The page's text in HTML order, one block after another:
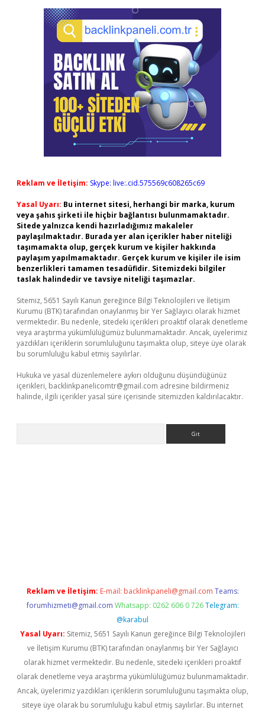
Reklam ve İletişim: Skype: live:.cid.575569c608265c69
Yasal Uyarı: Bu internet sitesi, herhangi bir marka, kurum
veya şahıs şirketi ile hiçbir bağlantısı bulunmamaktadır.
Sitede yalnızca kendi hazırladığımız makaleler
paylaşılmaktadır. Burada yer alan içerikler haber niteliği
taşımamakta olup, gerçek kurum ve kişiler hakkında
paylaşım yapılmamaktadır. Gerçek kurum ve kişiler ile isim
benzerlikleri tamamen tesadüfidir. Sitemizdeki bilgiler
taslak halindedir ve tavsiye niteliği taşımazlar.
Sitemiz, 5651 Sayılı Kanun gereğince Bilgi Teknolojileri ve İletişim
Kurumu (BTK) tarafından onaylanmış bir Yer Sağlayıcı olarak hizmet
vermektedir. Bu nedenle, sitedeki içerikleri proaktif olarak denetleme
veya araştırma yükümlülüğümüz bulunmamaktadır. Ancak, üyelerimiz
yazdıkları içeriklerin sorumluluğunu taşımakta olup, siteye üye olarak
bu sorumluluğu kabul etmiş sayılırlar.
Hukuka ve yasal düzenlemelere aykırı olduğunu düşündüğünüz
içerikleri, backlinkpanelicomtr@gmail.com adresine bildirmeniz
halinde, ilgili içerikler yasal süre içerisinde sitemizden kaldırılacaktır.
Reklam ve İletişim: E-mail: backlinkpaneli@gmail.com Teams:
forumhizmeti@gmail.com Whatsapp: 0262 606 0 726 Telegram:
@karabul
Yasal Uyarı: Sitemiz, 5651 Sayılı Kanun gereğince Bilgi Teknolojileri
ve İletişim Kurumu (BTK) tarafından onaylanmış bir Yer Sağlayıcı
olarak hizmet vermektedir. Bu nedenle, sitedeki içerikleri proaktif
olarak denetleme veya araştırma yükümlülüğümüz bulunmamaktadır.
Ancak, üyelerimiz yazdıkları içeriklerin sorumluluğunu taşımakta olup,
siteye üye olarak bu sorumluluğu kabul etmiş sayılırlar. Bu internet